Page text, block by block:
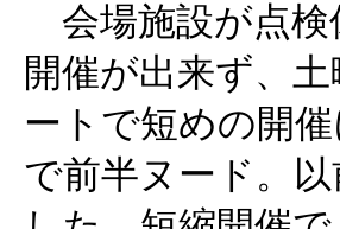
会場施設が点検
開催が出来ず、
ートで短めの開
で前半ヌード。